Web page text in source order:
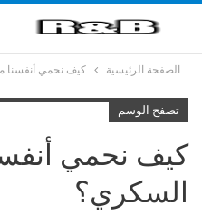
الصفحة الرئيسية كيف نحمي
تصفح الوسم
كيف نحمي
السكري؟